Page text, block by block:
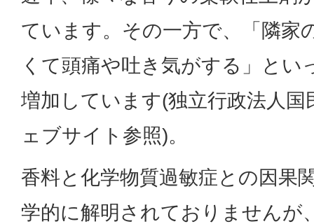
ています。その一方で、「隣家
くて頭痛や吐き気がする」とい
増加しています(独立行政法人
ェブサイト参照)。
香料と化学物質過敏症との因果
学的に解明されておりませんが